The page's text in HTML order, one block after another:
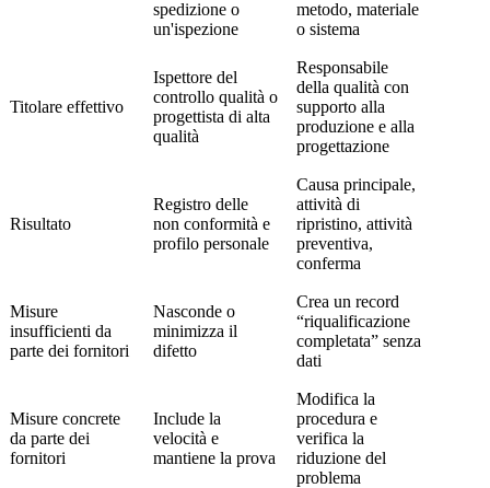
spedizione o
un'ispezione
metodo, materiale
o sistema
Titolare effettivo
Ispettore del
controllo qualità o
progettista di alta
qualità
Responsabile
della qualità con
supporto alla
produzione e alla
progettazione
Risultato
Registro delle
non conformità e
profilo personale
Causa principale,
attività di
ripristino, attività
preventiva,
conferma
Misure
insufficienti da
parte dei fornitori
Nasconde o
minimizza il
difetto
Crea un record
“riqualificazione
completata” senza
dati
Misure concrete
da parte dei
fornitori
Include la
velocità e
mantiene la prova
Modifica la
procedura e
verifica la
riduzione del
problema